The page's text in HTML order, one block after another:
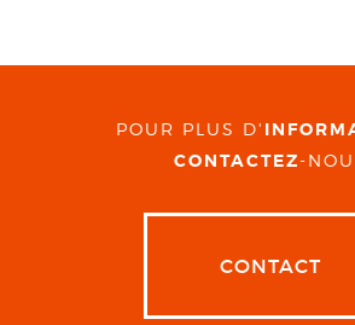
POUR PLUS D'
CONTACTEZ-
CONTACT